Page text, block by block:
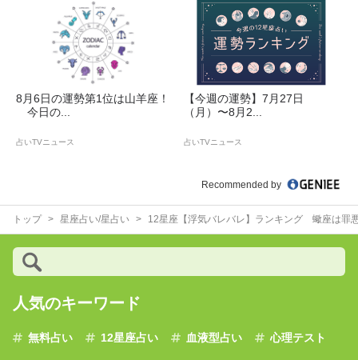
8月6日の運勢第1位は山羊座！
今日の...
占いTVニュース
【今週の運勢】7月27日
（月）〜8月2...
占いTVニュース
Recommended by
トップ 星座占い/星占い 12星座【浮気バレバレ】ランキング 蠍座は罪
人気のキーワード
無料占い 12星座占い 血液型占い 心理テスト